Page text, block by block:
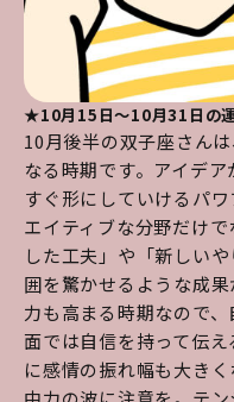
★10月15日～10月31日の
10月後半の双子座さん
なる時期です。アイデ
すぐ形にしていけるパ
エイティブな分野だけ
した工夫」や「新しい
囲を驚かせるような成
力も高まる時期なので
面では自信を持って伝
に感情の振れ幅も大き